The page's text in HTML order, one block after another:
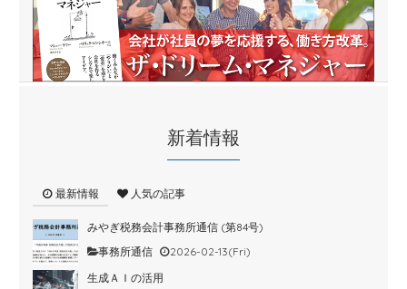
新着情報
最新情報 人気の記事
みやぎ税務会計事務所通信 (第84号)
事務所通信
2026-02-13(Fri)
生成ＡＩの活用